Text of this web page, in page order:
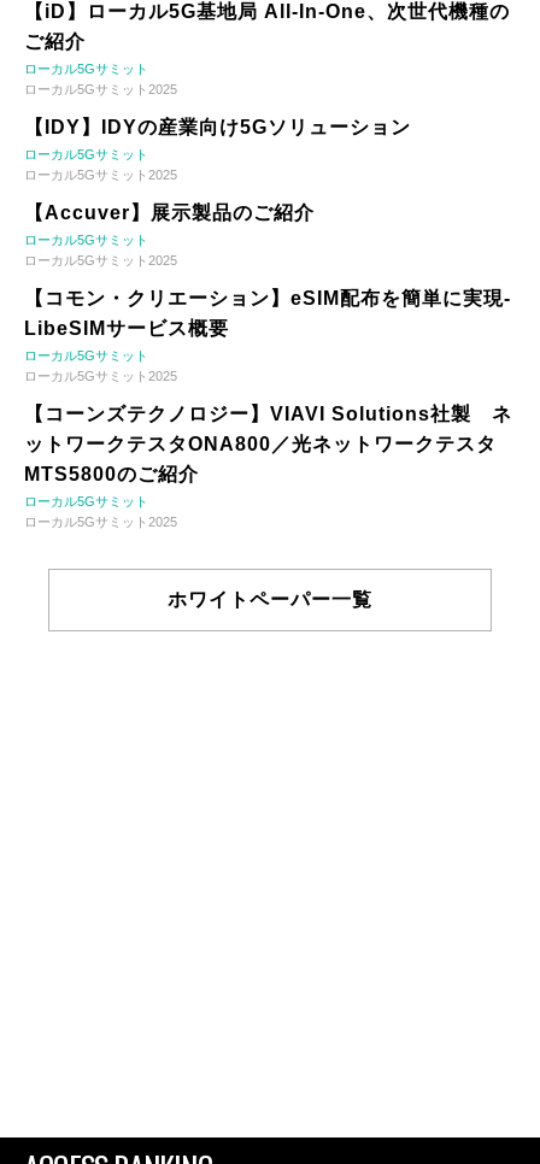
【iD】ローカル5G基地局 All-In-One、次世代機種の
ご紹介
ローカル5Gサミット
ローカル5Gサミット2025
【IDY】IDYの産業向け5Gソリューション
ローカル5Gサミット
ローカル5Gサミット2025
【Accuver】展示製品のご紹介
ローカル5Gサミット
ローカル5Gサミット2025
【コモン・クリエーション】eSIM配布を簡単に実現-
LibeSIMサービス概要
ローカル5Gサミット
ローカル5Gサミット2025
【コーンズテクノロジー】VIAVI Solutions社製 ネ
ットワークテスタONA800／光ネットワークテスタ
MTS5800のご紹介
ローカル5Gサミット
ローカル5Gサミット2025
ホワイトペーパー一覧